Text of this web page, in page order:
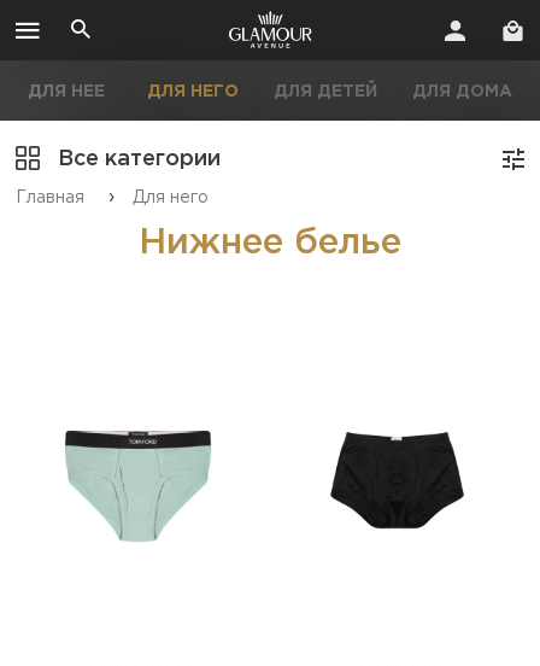
ДЛЯ НЕЕ ДЛЯ НЕГО ДЛЯ ДЕТЕЙ ДЛЯ ДОМА
Все категории
Главная › Для него
Нижнее белье